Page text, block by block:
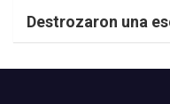
Destrozaron una